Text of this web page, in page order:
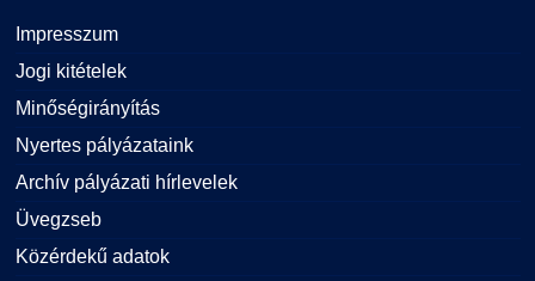
Impresszum
Jogi kitételek
Minőségirányítás
Nyertes pályázataink
Archív pályázati hírlevelek
Üvegzseb
Közérdekű adatok